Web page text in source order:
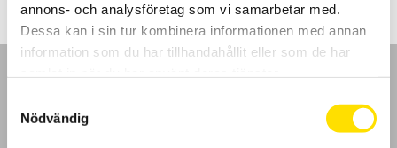
annons- och analysföretag som vi samarbetar med.
Dessa kan i sin tur kombinera informationen med annan
information som du har tillhandahållit eller som de har
Nödvändig